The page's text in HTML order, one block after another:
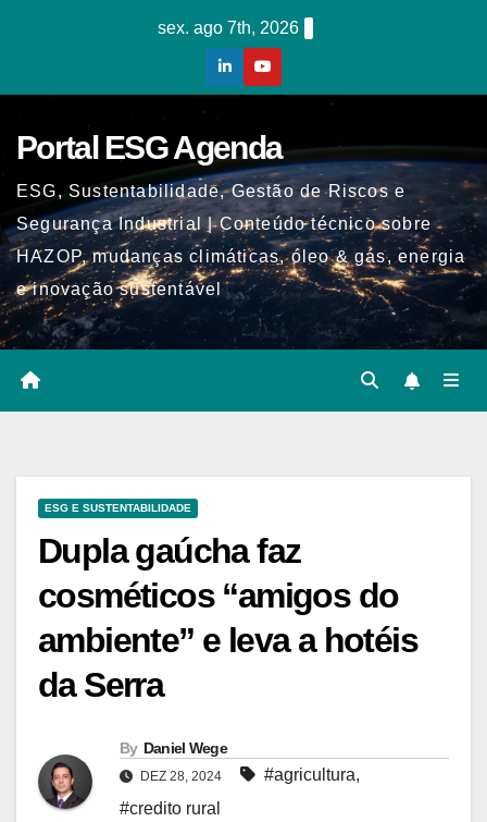
sex. ago 7th, 2026
Portal ESG Agenda
ESG, Sustentabilidade, Gestão de Riscos e
Segurança Industrial | Conteúdo técnico sobre
HAZOP, mudanças climáticas, óleo & gás, energia
e inovação sustentável
ESG E SUSTENTABILIDADE
Dupla gaúcha faz
cosméticos “amigos do
ambiente” e leva a hotéis
da Serra
By Daniel Wege
DEZ 28, 2024 #agricultura,
#credito rural